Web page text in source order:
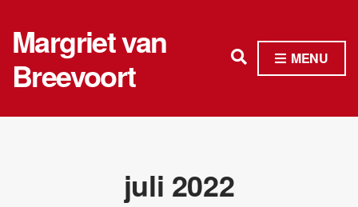
Margriet van
Breevoort
E
MENU
juli 2022